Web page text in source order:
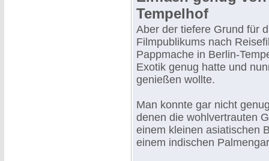
Tempelhof
Aber der tiefere Grund für
Filmpublikums nach
Pappmache in Berlin-
Exotik genug hatte und
genießen wollte.
Man konnte gar nicht
denen die wohlvertrauten
einem kleinen asiatischen
einem indischen